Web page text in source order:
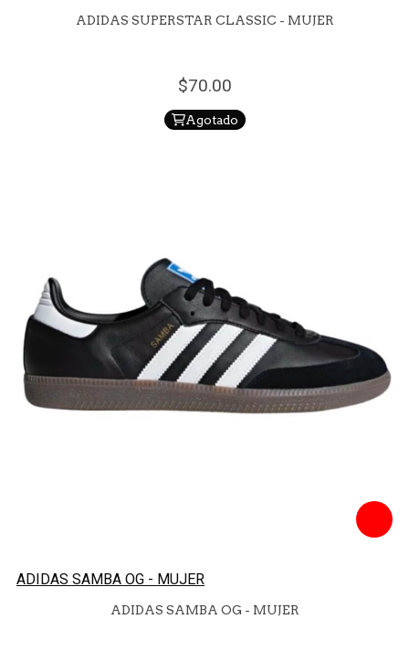
ADIDAS SUPERSTAR CLASSIC - MUJER
70.00
Agotado
ADIDAS SAMBA OG - MUJER
ADIDAS SAMBA OG - MUJER